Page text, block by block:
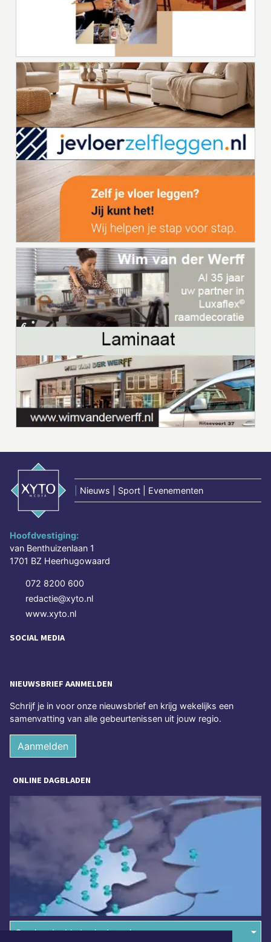
Nieuws | Sport | Evenementen
Hoofdvestiging:
van Benthuizenlaan 1
1701 BZ Heerhugowaard
072 8200 600
redactie@xyto.nl
www.xyto.nl
SOCIAL MEDIA
NIEUWSBRIEF AANMELDEN
Schrijf je in voor onze nieuwsbrief en krijg wekelijks een
samenvatting van alle gebeurtenissen uit jouw regio.
Aanmelden
ONLINE DAGBLADEN
Overige dagbladen in de regio